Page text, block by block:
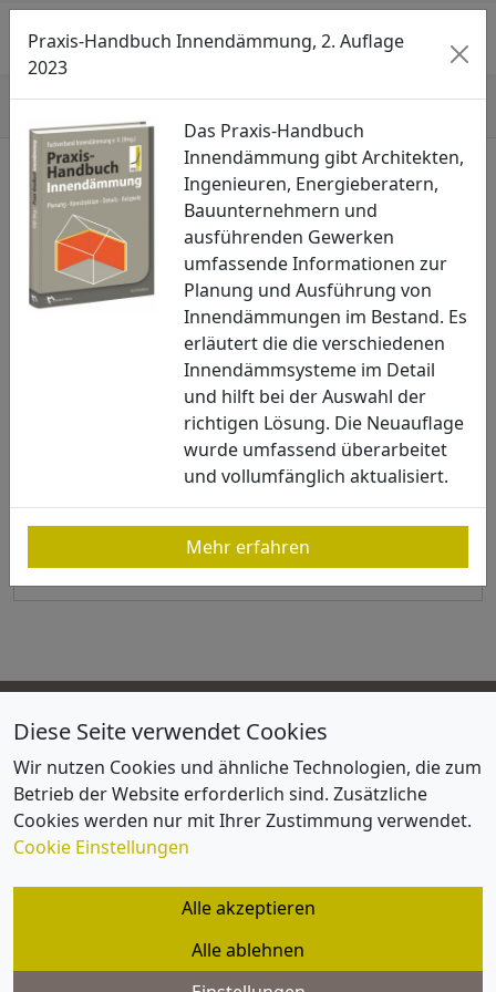
Start»Veranstaltungen
Veranstaltungen
Veranstaltungen
Veranstaltungen der Mitglieder und
Kooperationspartner
Geschützt: Seminare
Beitrag ist.
Weiterlesen »
FVID
Impressum
Lageplan / Anfahrtsskizze
Satzung und Organisation
Datenschutz
Praxis-Handbuch Innendämmung, 2. Auflage
2023
Das Praxis-Handbuch
Innendämmung gibt Architekten,
Ingenieuren, Energieberatern,
Bauunternehmern und
ausführenden Gewerken
umfassende Informationen zur
Planung und Ausführung von
Innendämmungen im Bestand. Es
erläutert die die verschiedenen
Innendämmsysteme im Detail
und hilft bei der Auswahl der
richtigen Lösung. Die Neuauflage
wurde umfassend überarbeitet
und vollumfänglich aktualisiert.
Mehr erfahren
Diese Seite verwendet Cookies
Wir nutzen Cookies und ähnliche Technologien, die zum
Betrieb der Website erforderlich sind. Zusätzliche
Cookies werden nur mit Ihrer Zustimmung verwendet.
Cookie Einstellungen
Alle akzeptieren
Alle ablehnen